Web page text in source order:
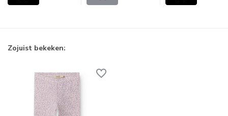
Zojuist bekeken: